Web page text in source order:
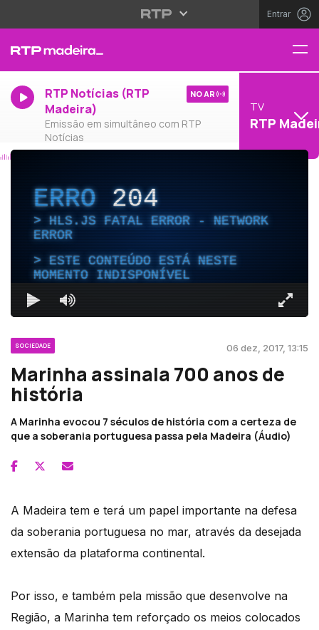
Entrar
RTP Notícias (RTP
Madeira)
Emissão em simultâneo com RTP
Notícias
NO AR
TV
RTP
ERRO204
HLS.JS FATAL ERROR - NETWORK
ERROR
ESTE CONTEÚDO ESTÁ NESTE
MOMENTO INDISPONÍVEL
SOCIEDADE 06 dez, 2017, 13:15
Marinha assinala 700 anos de
história
A Marinha evocou 7 séculos de história com a certeza de
que a soberania portuguesa passa pela Madeira (Áudio)
A Madeira tem e terá um papel importante na defesa
da soberania portuguesa no mar, através da desejada
extensão da plataforma continental.
Por isso, e também pela missão que desenvolve na
Região, a Marinha tem reforçado os meios colocados